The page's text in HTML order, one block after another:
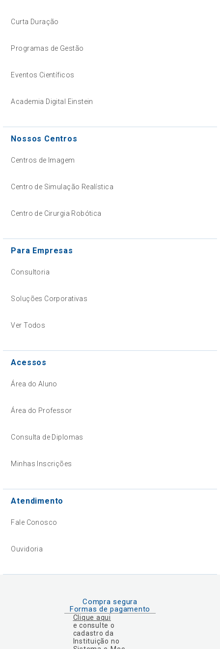
Curta Duração
Programas de Gestão
Eventos Científicos
Academia Digital Einstein
Nossos Centros
Centros de Imagem
Centro de Simulação Realística
Centro de Cirurgia Robótica
Para Empresas
Consultoria
Soluções Corporativas
Ver Todos
Acessos
Área do Aluno
Área do Professor
Consulta de Diplomas
Minhas Inscrições
Atendimento
Fale Conosco
Ouvidoria
Compra segura
Formas de pagamento
Clique aqui
e consulte o
cadastro da
Instituição no